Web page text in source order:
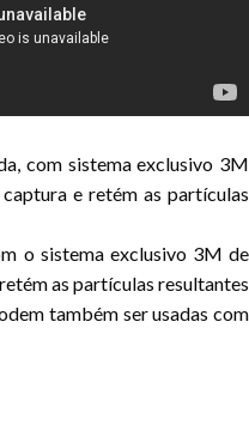
com sistema exclusivo 3M
e retém as partículas
o sistema exclusivo 3M de
as partículas resultantes
também ser usadas com